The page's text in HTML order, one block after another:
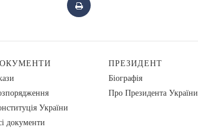
України
документи
ПРЕЗИДЕНТ
Біографія
Про Президента України